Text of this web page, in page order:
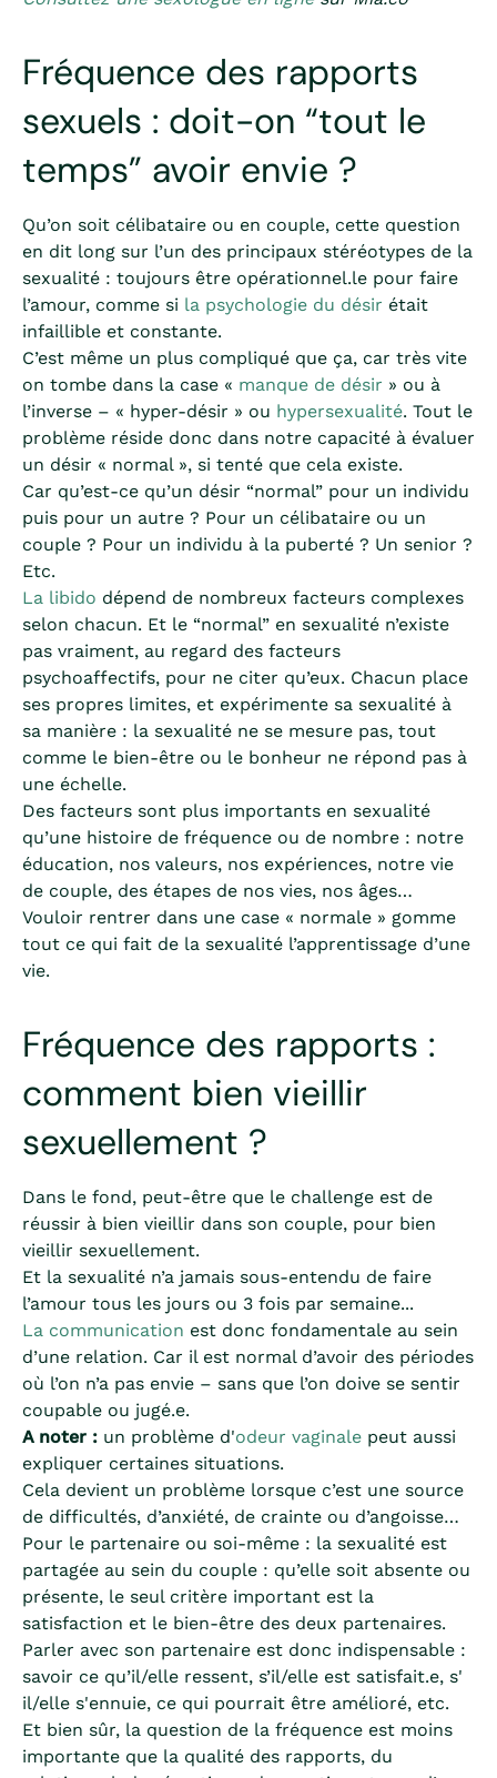
Fréquence des rapports
sexuels : doit-on “tout le
temps” avoir envie ?
Qu’on soit célibataire ou en couple, cette question
en dit long sur l’un des principaux stéréotypes de la
sexualité : toujours être opérationnel.le pour faire
l’amour, comme si la psychologie du désir était
infaillible et constante.
C’est même un plus compliqué que ça, car très vite
on tombe dans la case « manque de désir » ou à
l’inverse – « hyper-désir » ou hypersexualité. Tout le
problème réside donc dans notre capacité à évaluer
un désir « normal », si tenté que cela existe.
Car qu’est-ce qu’un désir “normal” pour un individu
puis pour un autre ? Pour un célibataire ou un
couple ? Pour un individu à la puberté ? Un senior ?
Etc.
La libido dépend de nombreux facteurs complexes
selon chacun. Et le “normal” en sexualité n’existe
pas vraiment, au regard des facteurs
psychoaffectifs, pour ne citer qu’eux. Chacun place
ses propres limites, et expérimente sa sexualité à
sa manière : la sexualité ne se mesure pas, tout
comme le bien-être ou le bonheur ne répond pas à
une échelle.
Des facteurs sont plus importants en sexualité
qu’une histoire de fréquence ou de nombre : notre
éducation, nos valeurs, nos expériences, notre vie
de couple, des étapes de nos vies, nos âges…
Vouloir rentrer dans une case « normale » gomme
tout ce qui fait de la sexualité l’apprentissage d’une
vie.
Fréquence des rapports :
comment bien vieillir
sexuellement ?
Dans le fond, peut-être que le challenge est de
réussir à bien vieillir dans son couple, pour bien
vieillir sexuellement.
Et la sexualité n’a jamais sous-entendu de faire
l’amour tous les jours ou 3 fois par semaine...
La communication est donc fondamentale au sein
d’une relation. Car il est normal d’avoir des périodes
où l’on n’a pas envie – sans que l’on doive se sentir
coupable ou jugé.e.
A noter : un problème d'odeur vaginale peut aussi
expliquer certaines situations.
Cela devient un problème lorsque c’est une source
de difficultés, d’anxiété, de crainte ou d’angoisse…
Pour le partenaire ou soi-même : la sexualité est
partagée au sein du couple : qu’elle soit absente ou
présente, le seul critère important est la
satisfaction et le bien-être des deux partenaires.
Parler avec son partenaire est donc indispensable :
savoir ce qu’il/elle ressent, s’il/elle est satisfait.e, s'
il/elle s'ennuie, ce qui pourrait être amélioré, etc.
Et bien sûr, la question de la fréquence est moins
importante que la qualité des rapports, du